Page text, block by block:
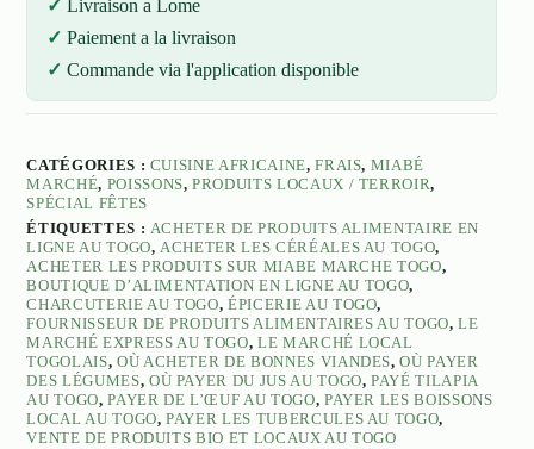
Livraison a Lome
Paiement a la livraison
Commande via l'application disponible
CATÉGORIES : CUISINE AFRICAINE,FRAIS, MIABÉ
MARCHÉ, POISSONS,PRODUITS LOCAUX / TERROIR,
SPÉCIAL FÊTES
ÉTIQUETTES : ACHETER DE PRODUITS ALIMENTAIRE EN
LIGNE AU TOGO,ACHETER LES CÉRÉALES AU TOGO,
ACHETER LES PRODUITS SUR MIABE MARCHE TOGO,
BOUTIQUE D’ALIMENTATION EN LIGNE AU TOGO,
CHARCUTERIE AU TOGO,ÉPICERIE AU TOGO,
FOURNISSEUR DE PRODUITS ALIMENTAIRES AU TOGO,LE
MARCHÉ EXPRESS AU TOGO,LE MARCHÉ LOCAL
TOGOLAIS, OÙ ACHETER DE BONNES VIANDES,OÙ PAYER
DES LÉGUMES, OÙ PAYER DU JUS AU TOGO,PAYÉ TILAPIA
AU TOGO,PAYER DE L’ŒUF AU TOGO, PAYER LES BOISSONS
LOCAL AU TOGO,PAYER LES TUBERCULES AU TOGO,
VENTE DE PRODUITS BIO ET LOCAUX AU TOGO